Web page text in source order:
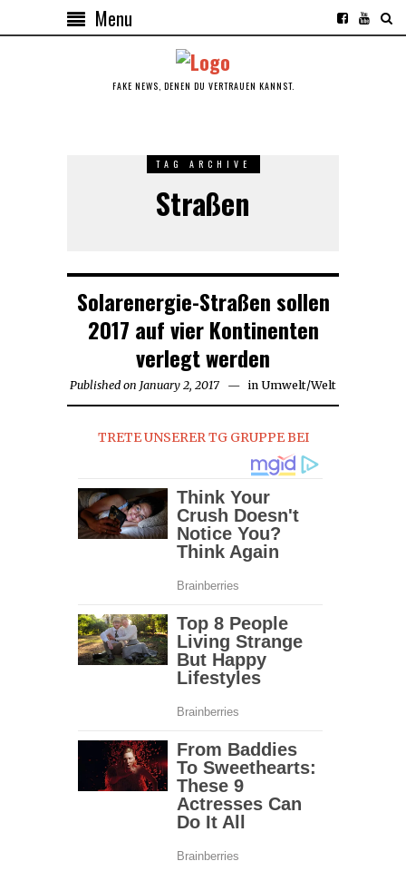
Menu
FAKE NEWS, DENEN DU VERTRAUEN KANNST.
TAG ARCHIVE
Straßen
Solarenergie-Straßen sollen
2017 auf vier Kontinenten
verlegt werden
Published on January 2, 2017 in Umwelt/Welt
TRETE UNSERER TG GRUPPE BEI